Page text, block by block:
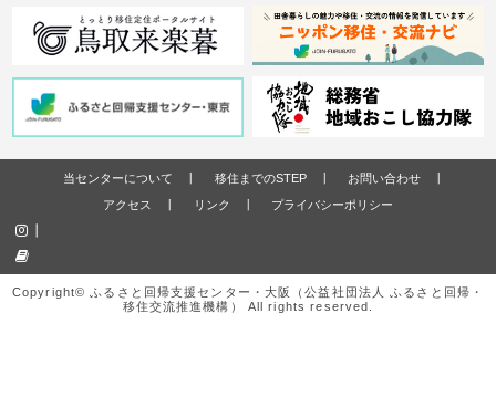
当センターについて 移住までのSTEP
お問い合わせ
アクセス
リンク プライバシーポリシー
Copyright© ふるさと回帰支援センター・大阪（公益社団法人 ふるさと回帰・
移住交流推進機構） All rights reserved.